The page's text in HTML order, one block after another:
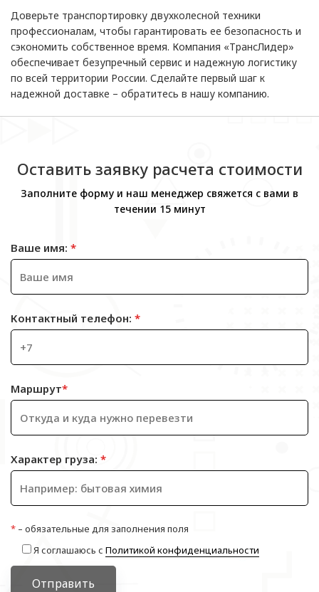
Доверьте транспортировку двухколесной техники
профессионалам, чтобы гарантировать ее безопасность и
сэкономить собственное время. Компания «ТрансЛидер»
обеспечивает безупречный сервис и надежную логистику
по всей территории России. Сделайте первый шаг к
надежной доставке – обратитесь в нашу компанию.
Оставить заявку расчета стоимости
Заполните форму и наш менеджер свяжется с вами в
течении 15 минут
Ваше имя: *
Контактный телефон: *
Маршрут*
Характер груза: *
* – обязательные для заполнения поля
Я соглашаюсь с Политикой конфиденциальности
Отправить